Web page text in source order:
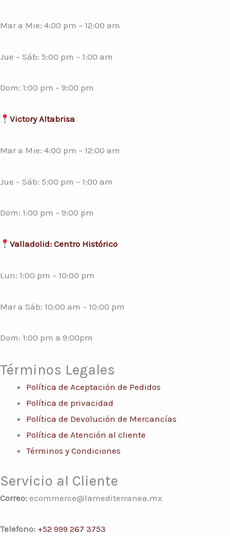
Mar a Mie: 4:00 pm – 12:00 am
Jue – Sáb: 5:00 pm – 1:00 am
Dom: 1:00 pm – 9:00 pm
Victory Altabrisa
Mar a Mie: 4:00 pm – 12:00 am
Jue – Sáb: 5:00 pm – 1:00 am
Dom: 1:00 pm – 9:00 pm
Valladolid: Centro Histórico
Lun: 1:00 pm – 10:00 pm
Mar a Sáb: 10:00 am – 10:00 pm
Dom: 1:00 pm a 9:00pm
Términos Legales
Política de Aceptación de Pedidos
Política de privacidad
Política de Devolución de Mercancías
Política de Atención al cliente
Términos y Condiciones
Servicio al Cliente
Correo: ecommerce@lamediterranea.mx
Telefono: +52 999 267 3753